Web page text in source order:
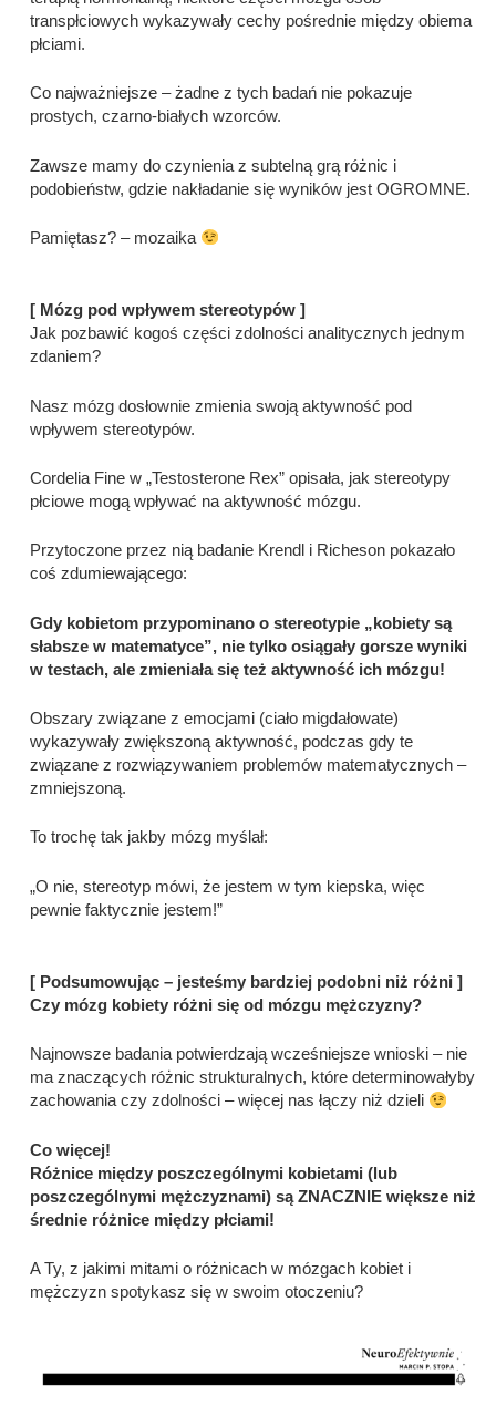
transpłciowych wykazywały cechy pośrednie między obiema
płciami.
Co najważniejsze – żadne z tych badań nie pokazuje
prostych, czarno-białych wzorców.
Zawsze mamy do czynienia z subtelną grą różnic i
podobieństw, gdzie nakładanie się wyników jest OGROMNE.
Pamiętasz? – mozaika
[ Mózg pod wpływem stereotypów ]
Jak pozbawić kogoś części zdolności analitycznych jednym
zdaniem?
Nasz mózg dosłownie zmienia swoją aktywność pod
wpływem stereotypów.
Cordelia Fine w „Testosterone Rex” opisała, jak stereotypy
płciowe mogą wpływać na aktywność mózgu.
Przytoczone przez nią badanie Krendl i Richeson pokazało
coś zdumiewającego:
Gdy kobietom przypominano o stereotypie „kobiety są
słabsze w matematyce”, nie tylko osiągały gorsze wyniki
w testach, ale zmieniała się też aktywność ich mózgu!
Obszary związane z emocjami (ciało migdałowate)
wykazywały zwiększoną aktywność, podczas gdy te
związane z rozwiązywaniem problemów matematycznych –
zmniejszoną.
To trochę tak jakby mózg myślał:
„O nie, stereotyp mówi, że jestem w tym kiepska, więc
pewnie faktycznie jestem!”
[ Podsumowując – jesteśmy bardziej podobni niż różni ]
Czy mózg kobiety różni się od mózgu mężczyzny?
Najnowsze badania potwierdzają wcześniejsze wnioski – nie
ma znaczących różnic strukturalnych, które determinowałyby
zachowania czy zdolności – więcej nas łączy niż dzieli
Co więcej!
Różnice między poszczególnymi kobietami (lub
poszczególnymi mężczyznami) są ZNACZNIE większe niż
średnie różnice między płciami!
A Ty, z jakimi mitami o różnicach w mózgach kobiet i
mężczyzn spotykasz się w swoim otoczeniu?